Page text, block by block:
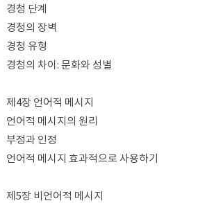
경청 단계
경청의 장벽
경청 유형
경청의 차이: 문화와 성별
제4장 언어적 메시지
언어적 메시지의 원리
부정과 인정
언어적 메시지 효과적으로 사용하기
제5장 비언어적 메시지